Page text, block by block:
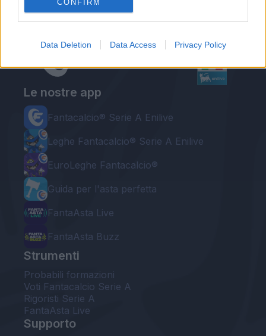
CONFIRM
Data Deletion Data Access Privacy Policy
Le nostre app
Fantacalcio® Serie A Enilive
Leghe Fantacalcio® Serie A Enilive
EuroLeghe Fantacalcio®
Guida per l'asta perfetta
FantaAsta Live
FantaAsta Buzz
Strumenti
Probabili formazioni
Voti Fantacalcio Serie A
Rigoristi Serie A
FantaAsta Live
Supporto